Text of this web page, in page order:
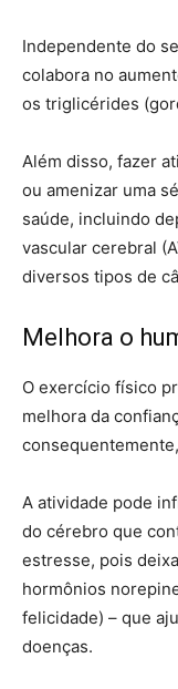
Independente do
colabora no
os triglicérides
Além disso, fazer
ou amenizar uma
saúde, incluindo
vascular cerebral
diversos tipos de
Melhora o
O exercício físico
melhora da
A atividade pode
do cérebro que
estresse, pois
hormônios
felicidade) – que
doenças.